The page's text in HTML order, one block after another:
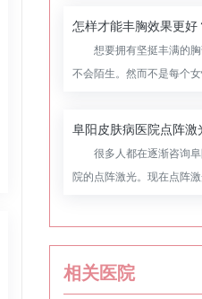
怎样才能丰胸效果更好
想要拥有坚挺丰满的
不会陌生。然而不是每个
阜阳皮肤病医院点阵激
很多人都在逐渐咨询
院的点阵激光。现在点阵
相关医院